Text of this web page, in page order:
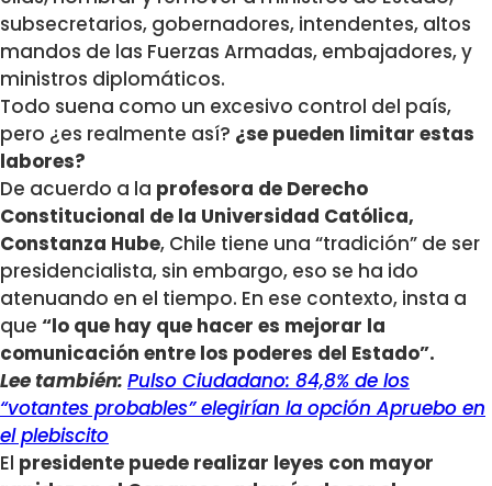
subsecretarios, gobernadores, intendentes, altos
mandos de las Fuerzas Armadas, embajadores, y
ministros diplomáticos.
Todo suena como un excesivo control del país,
pero ¿es realmente así? ¿se pueden limitar estas
labores?
De acuerdo a la profesora de Derecho
Constitucional de la Universidad Católica,
Constanza Hube, Chile tiene una “tradición” de ser
presidencialista, sin embargo, eso se ha ido
atenuando en el tiempo. En ese contexto, insta a
que “lo que hay que hacer es mejorar la
comunicación entre los poderes del Estado”.
Lee también: Pulso Ciudadano: 84,8% de los
“votantes probables” elegirían la opción Apruebo en
el plebiscito
El presidente puede realizar leyes con mayor